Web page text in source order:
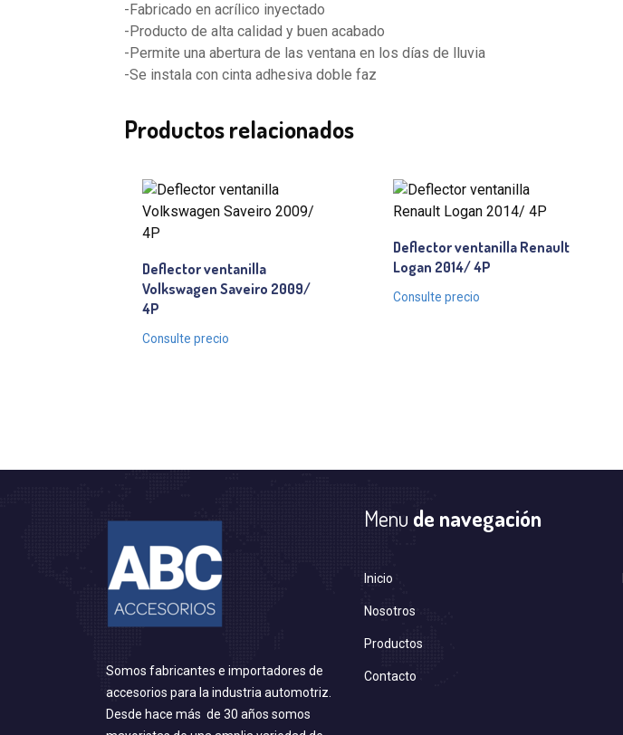
-Fabricado en acrílico inyectado
-Producto de alta calidad y buen acabado
-Permite una abertura de las ventana en los días de lluvia
-Se instala con cinta adhesiva doble faz
Productos relacionados
Deflector ventanilla
Volkswagen Saveiro 2009/
4P
Consulte precio
Deflector ventanilla Renault
Logan 2014/ 4P
Consulte precio
Somos fabricantes e importadores de
accesorios para la industria automotriz.
Desde hace más de 30 años somos
Menu de navegación
Inicio
Nosotros
Productos
Contacto